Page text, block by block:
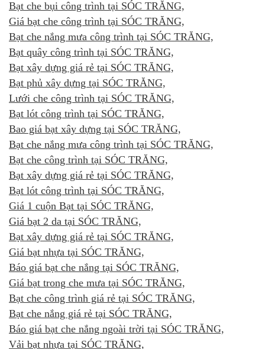
Bạt che bụi công trình tại SÓC TRĂNG,
Giá bạt che công trình tại SÓC TRĂNG,
Bạt che nắng mưa công trình tại SÓC TRĂNG,
Bạt quây công trình tại SÓC TRĂNG,
Bạt xây dựng giá rẻ tại SÓC TRĂNG,
Bạt phủ xây dựng tại SÓC TRĂNG,
Lưới che công trình tại SÓC TRĂNG,
Bạt lót công trình tại SÓC TRĂNG,
Bao giá bạt xây dựng tại SÓC TRĂNG,
Bạt che nắng mưa công trình tại SÓC TRĂNG,
Bạt che công trình tại SÓC TRĂNG,
Bạt xây dựng giá rẻ tại SÓC TRĂNG,
Bạt lót công trình tại SÓC TRĂNG,
Giá 1 cuộn Bạt tại SÓC TRĂNG,
Giá bạt 2 da tại SÓC TRĂNG,
Bạt xây dựng giá rẻ tại SÓC TRĂNG,
Giá bạt nhựa tại SÓC TRĂNG,
Báo giá bạt che nắng tại SÓC TRĂNG,
Giá bạt trong che mưa tại SÓC TRĂNG,
Bạt che công trình giá rẻ tại SÓC TRĂNG,
Bạt che nắng giá rẻ tại SÓC TRĂNG,
Báo giá bạt che nắng ngoài trời tại SÓC TRĂNG,
Vải bạt nhựa tại SÓC TRĂNG,